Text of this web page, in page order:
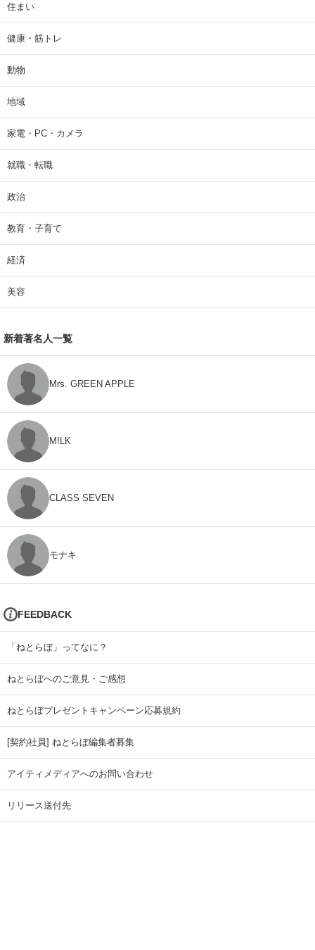
住まい
健康・筋トレ
動物
地域
家電・PC・カメラ
就職・転職
政治
教育・子育て
経済
美容
新着著名人一覧
Mrs. GREEN APPLE
M!LK
CLASS SEVEN
モナキ
FEEDBACK
「ねとらぼ」ってなに？
ねとらぼへのご意見・ご感想
ねとらぼプレゼントキャンペーン応募規約
[契約社員] ねとらぼ編集者募集
アイティメディアへのお問い合わせ
リリース送付先